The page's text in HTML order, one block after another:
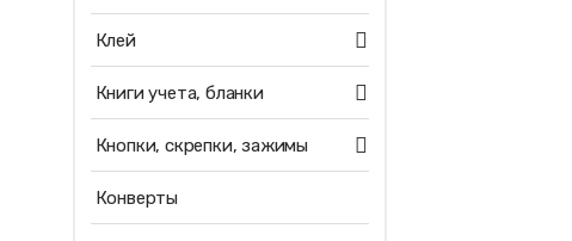
Клей
Книги учета, бланки
Кнопки, скрепки, зажимы
Конверты